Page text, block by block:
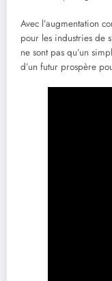
Avec l’augmentation
pour les industries de
ne sont pas qu’un
d’un futur prospère